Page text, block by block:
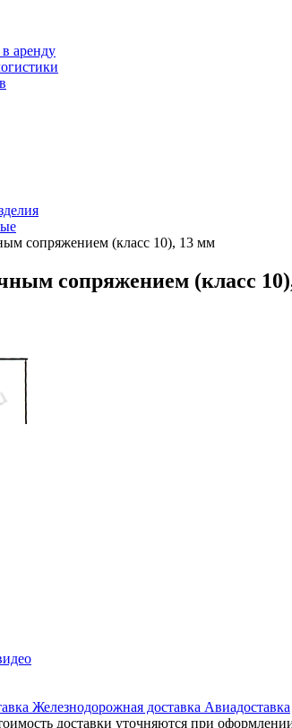
аренду
сопряжением (класс 10), 13 мм
сопряжением (класс
Железнодорожная доставка Авиадоставка
доставки уточняются при оформлении